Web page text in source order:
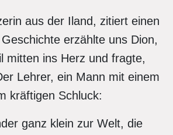
aus der Iland, zitiert einen
erzählte uns Dion,
mitten ins Herz und fragte,
Lehrer, ein Mann mit einem
kräftigen Schluck:
ganz klein zur Welt, die